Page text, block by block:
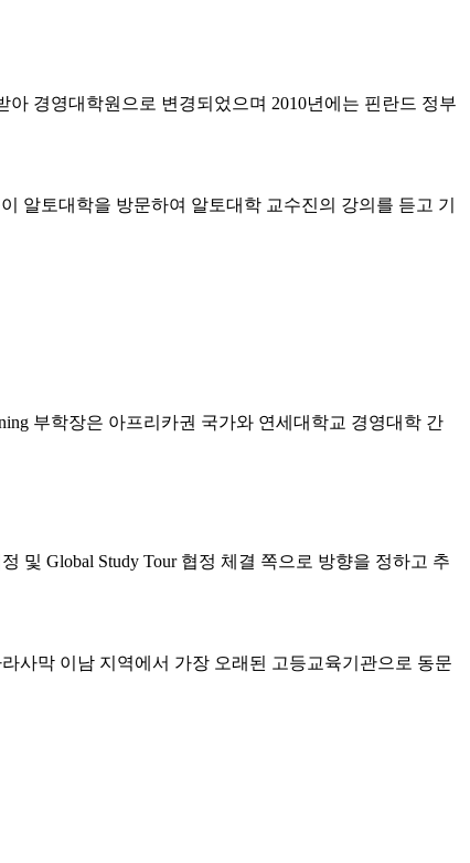
경영대학원으로 변경되었으며 2010년에는 핀란드 정부
알토대학을 방문하여 알토대학 교수진의 강의를 듣고 기
부학장은 아프리카권 국가와 연세대학교 경영대학 간
및 Global Study Tour 협정 체결 쪽으로 방향을 정하고 추
사막 이남 지역에서 가장 오래된 고등교육기관으로 동문